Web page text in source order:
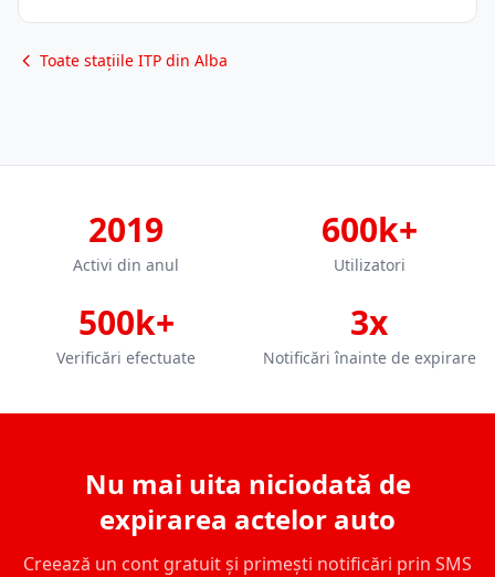
Toate stațiile ITP din Alba
2019
Activi din anul
600k+
Utilizatori
500k+
Verificări efectuate
3x
Notificări înainte de expirare
Nu mai uita niciodată de
expirarea actelor auto
Creează un cont gratuit și primești notificări prin SMS